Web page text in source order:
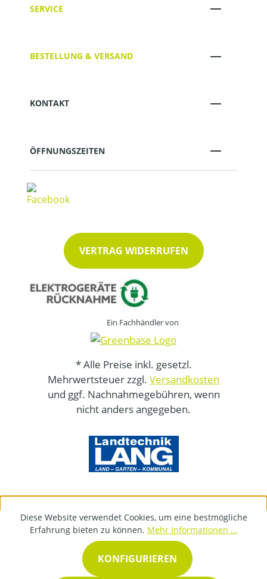
SERVICE
BESTELLUNG & VERSAND
KONTAKT
ÖFFNUNGSZEITEN
VERTRAG WIDERRUFEN
Ein Fachhändler von
* Alle Preise inkl. gesetzl.
Mehrwertsteuer zzgl. Versandkosten
und ggf. Nachnahmegebühren, wenn
nicht anders angegeben.
Diese Website verwendet Cookies, um eine bestmögliche
Erfahrung bieten zu können. Mehr Informationen ...
KONFIGURIEREN